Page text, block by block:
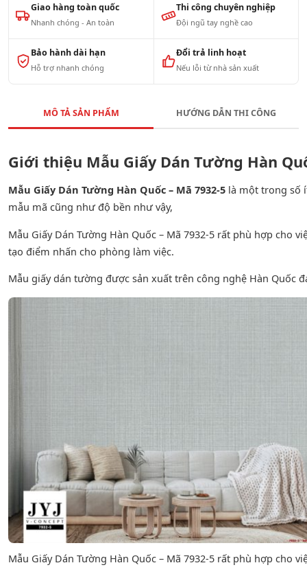
Giao hàng toàn quốc
Nhanh chóng - An toàn
Thi công chuyên nghiệp
Đội ngũ tay nghề cao
Bảo hành dài hạn
Hỗ trợ nhanh chóng
Đổi trả linh hoạt
Nếu lỗi từ nhà sản xuất
MÔ TẢ SẢN PHẨM HƯỚNG DẪN THI CÔNG
Giới thiệu Mẫu Giấy Dán Tường Hàn
Mẫu Giấy Dán Tường Hàn Quốc – Mã 7932-5 là một trong số
mẫu mã cũng như độ bền như vậy,
Mẫu Giấy Dán Tường Hàn Quốc – Mã 7932-5 rất phù hợp
tạo điểm nhấn cho phòng làm việc.
Mẫu giấy dán tường được sản xuất trên công nghệ Hàn Quốc
Mẫu Giấy Dán Tường Hàn Quốc – Mã 7932-5 rất phù hợp cho